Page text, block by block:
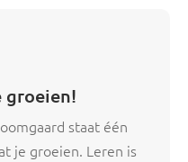
groeien!
staat één
je groeien. Leren is